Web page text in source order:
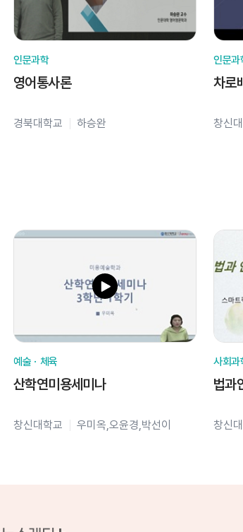
인문과학
영어통사론
경북대학교 하승완
인문과
차로
창신
예술ㆍ체육
산학연미용세미나
창신대학교 우미옥,오윤경,박선이
사회과
법과
창신